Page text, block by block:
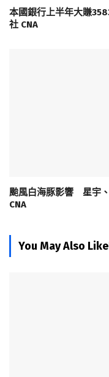
本國銀行上半年大賺
社 CNA
颱風白海豚影響 星宇
CNA
You May Also